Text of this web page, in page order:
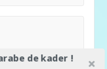
la chance
la chancede kader !